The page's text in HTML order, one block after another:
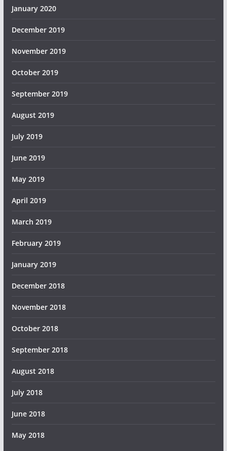
January 2020
December 2019
November 2019
October 2019
September 2019
August 2019
July 2019
June 2019
May 2019
April 2019
March 2019
February 2019
January 2019
December 2018
November 2018
October 2018
September 2018
August 2018
July 2018
June 2018
May 2018